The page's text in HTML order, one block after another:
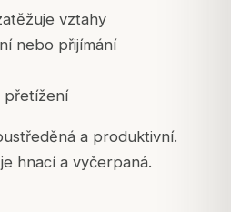
vztahy
nebo přijímání
přetížení
a produktivní.
hnací a vyčerpaná.